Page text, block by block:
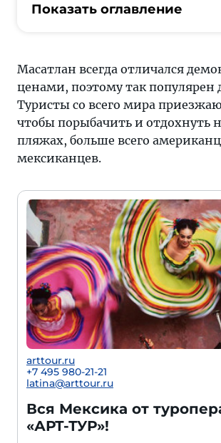
Показать оглавление
Масатлан всегда отличался
ценами, поэтому так популярен
Туристы со всего мира
чтобы порыбачить и отдохнуть
пляжах, больше всего
мексиканцев.
arttour.ru
+7 495 980-21-21
latina@arttour.ru
Вся Мексика от
«АРТ-ТУР»!